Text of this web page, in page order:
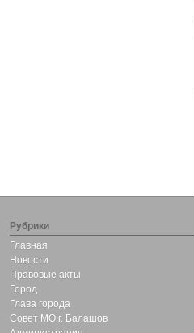
Рубрики
Главная
Новости
Правовые акты
Город
Глава города
Совет МО г. Балашов